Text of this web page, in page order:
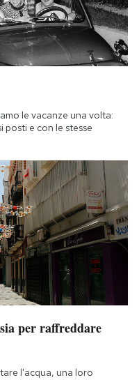
le vacanze una volta:
posti e con le stesse
per raffreddare
l'acqua, una loro